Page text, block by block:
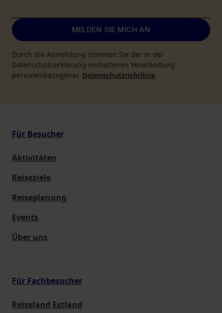
MELDEN SIE MICH AN
Durch die Anmeldung stimmen Sie der in der
Datenschutzerklärung enthaltenen Verarbeitung
personenbezogener. Datenschutzrichtlinie.
Für Besucher
Aktivitäten
Reiseziele
Reiseplanung
Events
Über uns
Für Fachbesucher
Reiseland Estland